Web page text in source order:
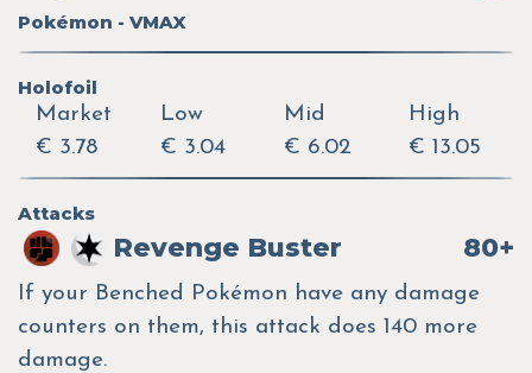
Pokémon - VMAX
Holofoil
Market
€ 3.78
Low
€ 3.04
Mid
€ 6.02
High
€ 13.05
Attacks
Revenge Buster 80+
If your Benched Pokémon have any damage
counters on them, this attack does 140 more
damage.